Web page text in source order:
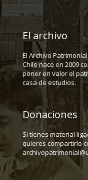
El archivo
El Archivo
Chile nace en 2009
poner en valor el
casa de estudios.
Donaciones
Si tienes material
quieres compartirlo